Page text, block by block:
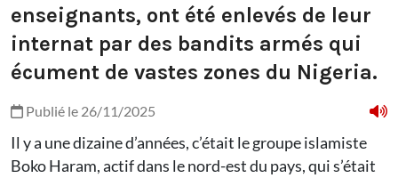
enseignants, ont été enlevés de leur
internat par des bandits armés qui
écument de vastes zones du Nigeria.
Publié le 26/11/2025
Il y a une dizaine d’années, c’était le groupe islamiste
Boko Haram, actif dans le nord-est du pays, qui s’était